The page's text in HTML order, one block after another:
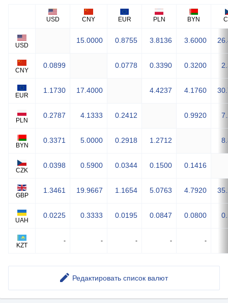
USD CNY EUR PLN BYN
USD
15.0000 0.8755 3.8136 3.6000
CNY
0.0899 0.0778 0.3390 0.3200
EUR
1.1730 17.4000 4.4237 4.1760
PLN
0.2787 4.1333 0.2412 0.9920
BYN
0.3371 5.0000 0.2918 1.2712
CZK
0.0398 0.5900 0.0344 0.1500 0.1416
GBP
1.3461 19.9667 1.1654 5.0763 4.7920
UAH
0.0225 0.3333 0.0195 0.0847 0.0800
KZT
- - - - -
Редактировать список валют